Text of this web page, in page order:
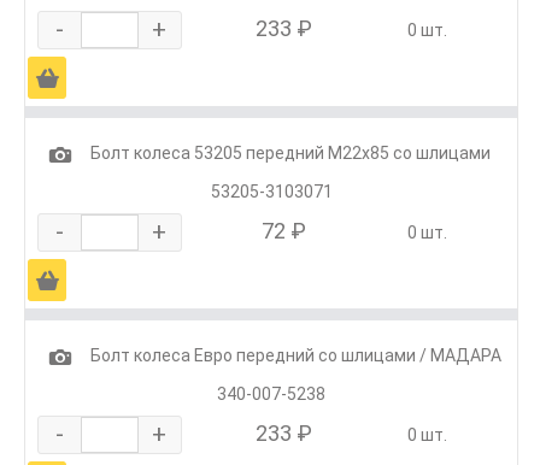
- + 233 ₽ 0 шт.
Ä
1
Болт колеса 53205 передний М22х85 со шлицами
53205-3103071
- + 72 ₽ 0 шт.
Ä
1
Болт колеса Евро передний со шлицами / МАДАРА
340-007-5238
- + 233 ₽ 0 шт.